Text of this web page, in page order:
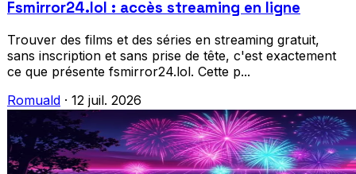
Fsmirror24.lol : accès streaming en ligne
Trouver des films et des séries en streaming gratuit,
sans inscription et sans prise de tête, c'est exactement
ce que présente fsmirror24.lol. Cette p...
Romuald · 12 juil. 2026